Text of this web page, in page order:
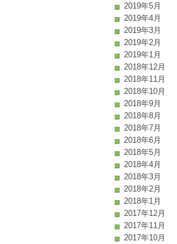
2019年5月
2019年4月
2019年3月
2019年2月
2019年1月
2018年12月
2018年11月
2018年10月
2018年9月
2018年8月
2018年7月
2018年6月
2018年5月
2018年4月
2018年3月
2018年2月
2018年1月
2017年12月
2017年11月
2017年10月